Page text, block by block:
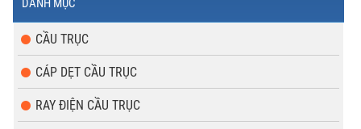
CẦU TRỤC
CÁP DẸT CẦU TRỤC
RAY ĐIỆN CẦU TRỤC